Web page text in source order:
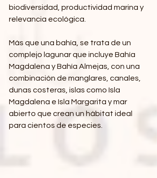
biodiversidad, productividad marina y
relevancia ecológica.
Más que una bahía, se trata de un
complejo lagunar que incluye Bahía
Magdalena y Bahía Almejas, con una
combinación de manglares, canales,
dunas costeras, islas como Isla
Magdalena e Isla Margarita y mar
abierto que crean un hábitat ideal
para cientos de especies.